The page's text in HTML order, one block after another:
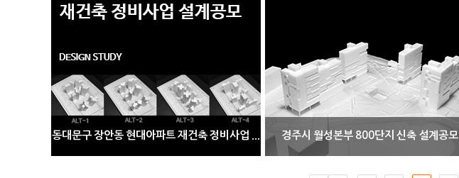
동대문구 장안동 현대아파트 재건축 정비사업 ... 경주시 월성본부 800단지 신축 설계공모